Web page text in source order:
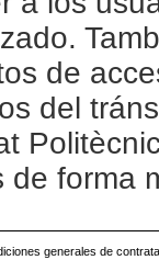
de
del
de forma
generales de